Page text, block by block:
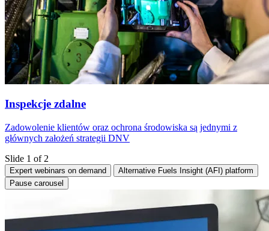
Inspekcje zdalne
Zadowolenie klientów oraz ochrona środowiska są jednymi z
głównych założeń strategii DNV
Slide 1 of 2
Expert webinars on demand
Alternative Fuels Insight (AFI) platform
Pause carousel